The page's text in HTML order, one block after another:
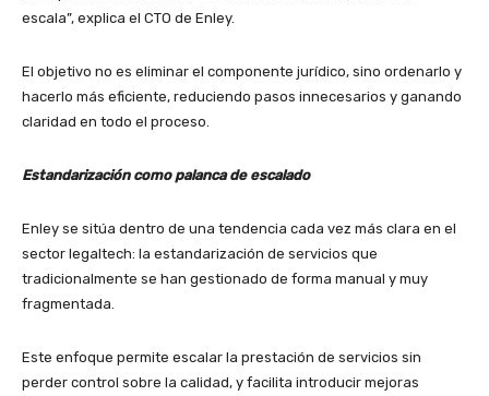
escala”, explica el CTO de Enley.
El objetivo no es eliminar el componente jurídico, sino ordenarlo y
hacerlo más eficiente, reduciendo pasos innecesarios y ganando
claridad en todo el proceso.
Estandarización como palanca de escalado
Enley se sitúa dentro de una tendencia cada vez más clara en el
sector legaltech: la estandarización de servicios que
tradicionalmente se han gestionado de forma manual y muy
fragmentada.
Este enfoque permite escalar la prestación de servicios sin
perder control sobre la calidad, y facilita introducir mejoras